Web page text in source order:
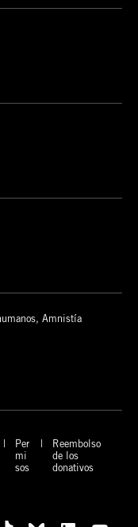
Amnistía
Per
mi
sos
Reembolso
de los
donativos